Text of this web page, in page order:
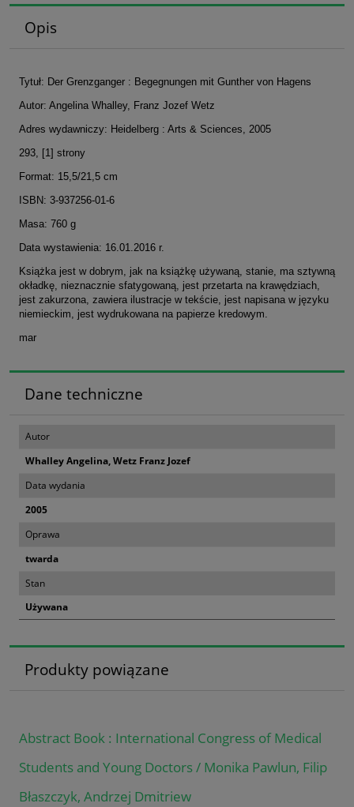
Opis
Tytuł: Der Grenzganger : Begegnungen mit Gunther von Hagens
Autor: Angelina Whalley, Franz Jozef Wetz
Adres wydawniczy: Heidelberg : Arts & Sciences, 2005
293, [1] strony
Format: 15,5/21,5 cm
ISBN: 3-937256-01-6
Masa: 760 g
Data wystawienia: 16.01.2016 r.
Książka jest w dobrym, jak na książkę używaną, stanie, ma sztywną
okładkę, nieznacznie sfatygowaną, jest przetarta na krawędziach,
jest zakurzona, zawiera ilustracje w tekście, jest napisana w języku
niemieckim, jest wydrukowana na papierze kredowym.
mar
Dane techniczne
Autor
Whalley Angelina, Wetz Franz Jozef
Data wydania
2005
Oprawa
twarda
Stan
Używana
Produkty powiązane
Abstract Book : International Congress of Medical
Students and Young Doctors / Monika Pawlun, Filip
Błaszczyk, Andrzej Dmitriew